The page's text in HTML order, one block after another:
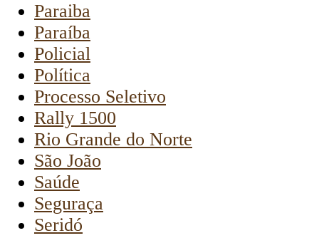
Paraiba
Paraíba
Policial
Política
Processo Seletivo
Rally 1500
Rio Grande do Norte
São João
Saúde
Seguraça
Seridó